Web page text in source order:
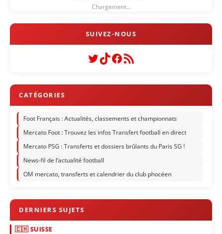
Chargement...
Twitter
TikTok
Facebook
Flux RSS
Foot Français : Actualités, classements et championnats
Mercato Foot : Trouvez les infos Transfert football en direct
Mercato PSG : Transferts et dossiers brûlants du Paris SG !
News-fil de l’actualité football
OM mercato, transferts et calendrier du club phocéen
🇨🇭 SUISSE